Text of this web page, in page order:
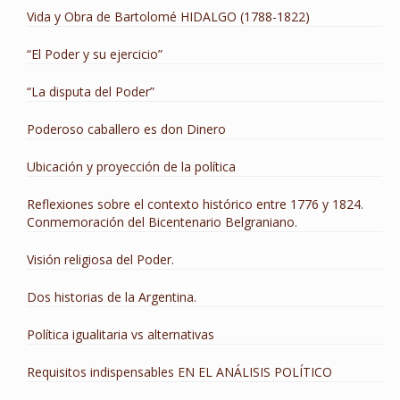
Vida y Obra de Bartolomé HIDALGO (1788-1822)
“El Poder y su ejercicio”
“La disputa del Poder”
Poderoso caballero es don Dinero
Ubicación y proyección de la política
Reflexiones sobre el contexto histórico entre 1776 y 1824.
Conmemoración del Bicentenario Belgraniano.
Visión religiosa del Poder.
Dos historias de la Argentina.
Política igualitaria vs alternativas
Requisitos indispensables EN EL ANÁLISIS POLÍTICO